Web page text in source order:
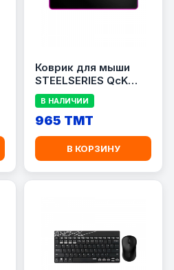
Коврик для мыши
STEELSERIES QcK
PRISM XL
В НАЛИЧИИ
965 TMT
В КОРЗИНУ